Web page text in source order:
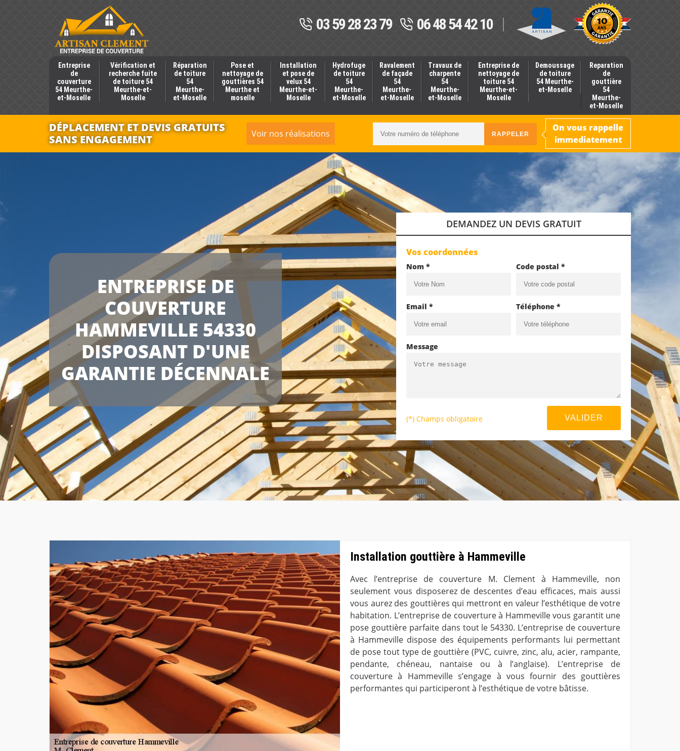
03 59 28 23 79 06 48 54 42 10
Entreprise
de
couverture
54 Meurthe-
et-Moselle
Vérification et
recherche fuite
de toiture 54
Meurthe-et-
Moselle
Réparation
de toiture
54
Meurthe-
et-Moselle
Pose et
nettoyage de
gouttières 54
Meurthe et
moselle
Installation
et pose de
velux 54
Meurthe-et-
Moselle
Hydrofuge
de toiture
54
Meurthe-
et-Moselle
Ravalement
de façade
54
Meurthe-
et-Moselle
Travaux de
charpente
54
Meurthe-
et-Moselle
Entreprise de
nettoyage de
toiture 54
Meurthe-et-
Moselle
Demoussage
de toiture
54 Meurthe-
et-Moselle
Reparation
de
gouttière
54
Meurthe-
et-Moselle
DÉPLACEMENT ET DEVIS GRATUITS
SANS ENGAGEMENT
Voir nos réalisations
On vous rappelle
immediatement
ENTREPRISE DE
COUVERTURE
HAMMEVILLE 54330
DISPOSANT D'UNE
GARANTIE DÉCENNALE
DEMANDEZ UN DEVIS GRATUIT
Vos coordonnées
Nom * Code postal *
Email * Téléphone *
Message
(*) Champs obligatoire
Installation gouttière à Hammeville
Avec l’entreprise de couverture M. Clement à Hammeville, non
seulement vous disposerez de descentes d’eau efficaces, mais aussi
vous aurez des gouttières qui mettront en valeur l’esthétique de votre
habitation. L’entreprise de couverture à Hammeville vous garantit une
pose gouttière parfaite dans tout le 54330. L’entreprise de couverture
à Hammeville dispose des équipements performants lui permettant
de pose tout type de gouttière (PVC, cuivre, zinc, alu, acier, rampante,
pendante, chéneau, nantaise ou à l’anglaise). L’entreprise de
couverture à Hammeville s’engage à vous fournir des gouttières
performantes qui participeront à l’esthétique de votre bâtisse.